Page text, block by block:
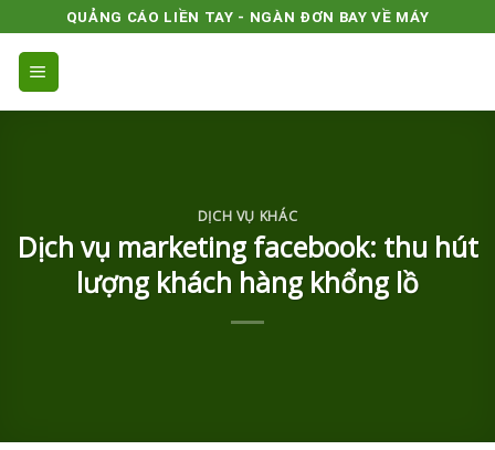
content
QUẢNG CÁO LIỀN TAY - NGÀN ĐƠN BAY VỀ MÁY
DỊCH VỤ KHÁC
Dịch vụ marketing facebook: thu hút
lượng khách hàng khổng lồ